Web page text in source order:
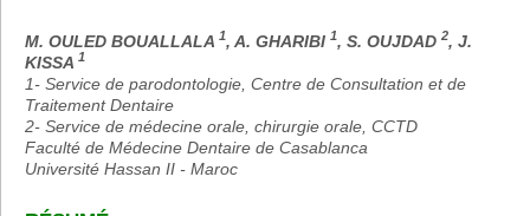
M. OULED BOUALLALA 1, A. GHARIBI 1, S. OUJDAD 2, J.
KISSA 1
1- Service de parodontologie, Centre de Consultation et de
Traitement Dentaire
2- Service de médecine orale, chirurgie orale, CCTD
Faculté de Médecine Dentaire de Casablanca
Université Hassan II - Maroc